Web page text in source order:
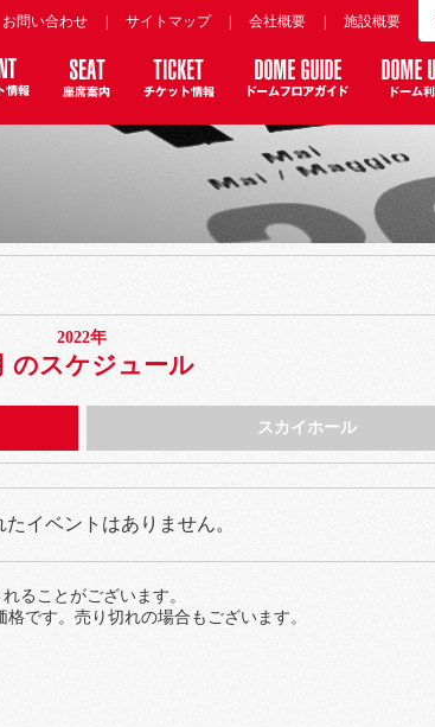
施設概要
会社概要
サイトマップ
お問い合わせ
2022年
のスケジュール
スカイホール
イベントはありません。
ることがございます。
です。売り切れの場合もございます。